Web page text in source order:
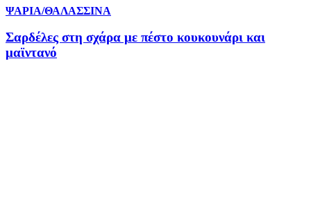
ΨΑΡΙΑ/ΘΑΛΑΣΣΙΝΑ
Σαρδέλες στη σχάρα με πέστο κουκουνάρι και
μαϊντανό